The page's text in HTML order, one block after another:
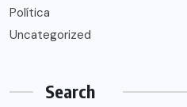
Política
Uncategorized
Search